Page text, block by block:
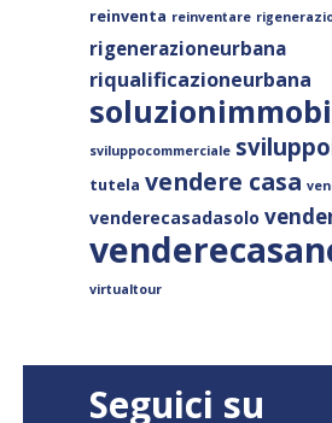
reinventa reinventare
rigenerazioneurbana
riqualificazioneurbana
sviluppocommerciale
tutela vendere casa
venderecasadasolo
virtualtour
Seguici su